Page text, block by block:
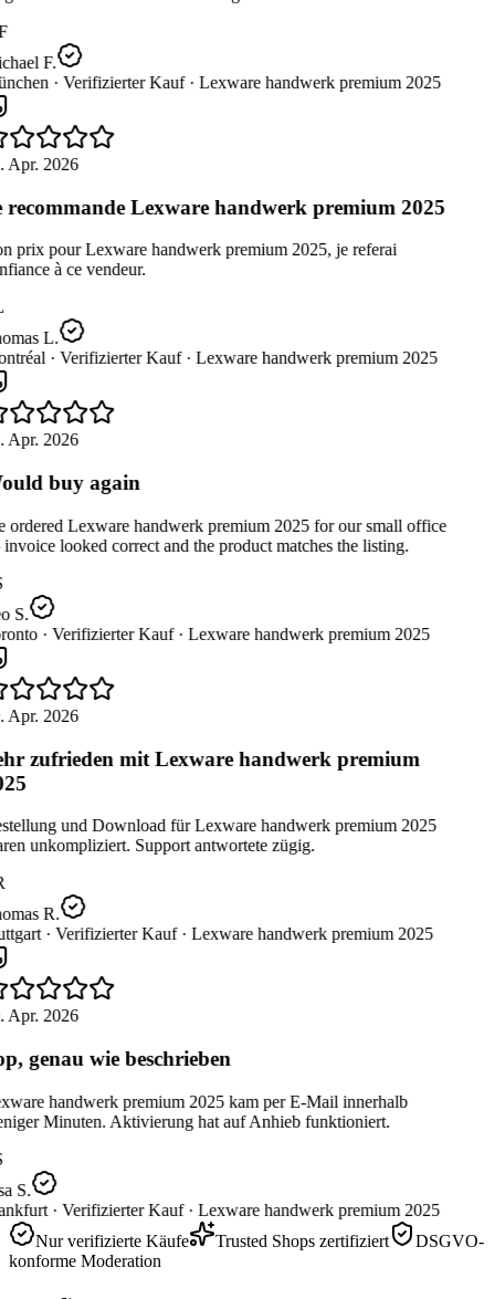
F.
· Verifizierter Kauf · Lexware handwerk premium 2025
Apr. 2026
recommande Lexware handwerk premium 2025
prix pour Lexware handwerk premium 2025, je referai
à ce vendeur.
L.
· Verifizierter Kauf · Lexware handwerk premium 2025
Apr. 2026
buy again
ordered Lexware handwerk premium 2025 for our small office
looked correct and the product matches the listing.
S.
· Verifizierter Kauf · Lexware handwerk premium 2025
Apr. 2026
zufrieden mit Lexware handwerk premium
und Download für Lexware handwerk premium 2025
unkompliziert. Support antwortete zügig.
R.
· Verifizierter Kauf · Lexware handwerk premium 2025
Apr. 2026
genau wie beschrieben
handwerk premium 2025 kam per E-Mail innerhalb
Minuten. Aktivierung hat auf Anhieb funktioniert.
S.
· Verifizierter Kauf · Lexware handwerk premium 2025
Nur verifizierte Käufe
Trusted Shops zertifiziert
DSGVO-
konforme Moderation